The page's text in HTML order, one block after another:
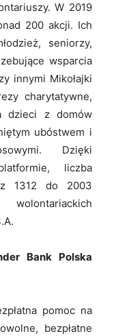
W 2019
200 akcji. Ich
seniorzy,
wsparcia
innymi Mikołajki
charytatywne,
dzieci z domów
ubóstwem i
Dzięki
liczba
1312 do 2003
Bank Polska
pomoc na
bezpłatne